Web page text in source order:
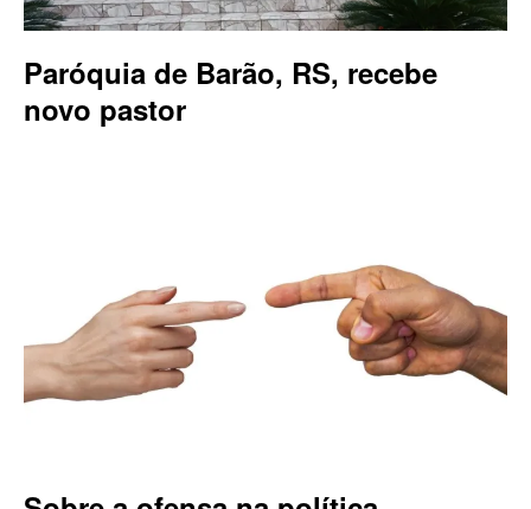
Paróquia de Barão, RS, recebe
novo pastor